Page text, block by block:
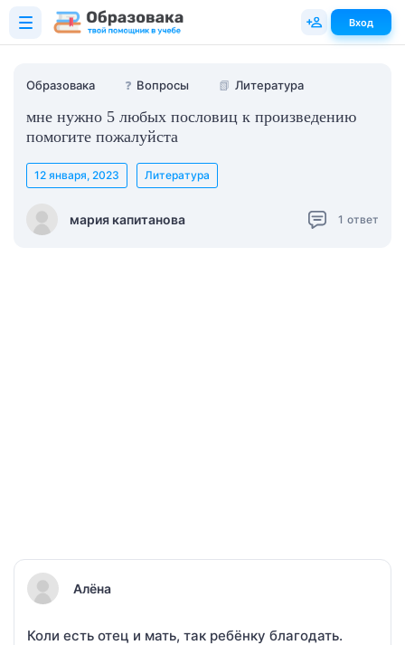
Образовака ❓ Вопросы 📗 Литература
мне нужно 5 любых пословиц к произведению
помогите пожалуйста
мария капитанова
12 января, 2023 Литература
1 ответ
Алёна
Коли есть отец и мать, так ребёнку благодать.
Вход